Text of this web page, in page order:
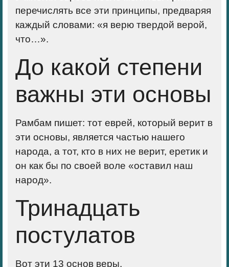
перечислять все эти принципы, предваряя
каждый словами: «я верю твердой верой,
что…».
До какой степени
важны эти основы
Рамбам пишет: тот еврей, который верит в
эти основы, является частью нашего
народа, а тот, кто в них не верит, еретик и
он как бы по своей воле «оставил наш
народ».
Тринадцать
постулатов
Вот эти 13 основ веры,